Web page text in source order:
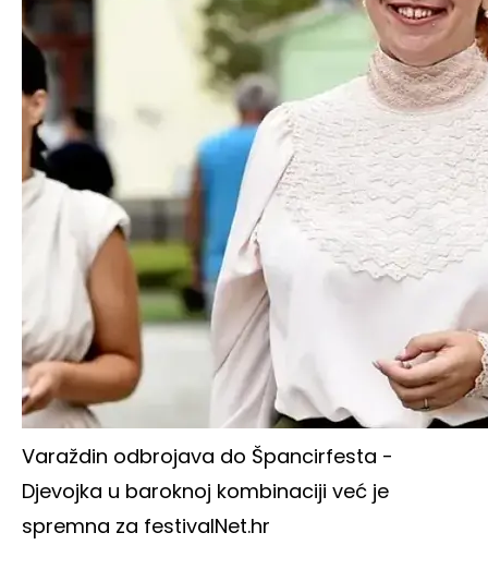
Varaždin odbrojava do Špancirfesta -
Djevojka u baroknoj kombinaciji već je
spremna za festivalNet.hr